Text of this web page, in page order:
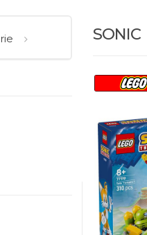
SONIC